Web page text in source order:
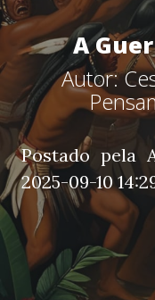
A
Autor:
Postado pela
2025-09-10